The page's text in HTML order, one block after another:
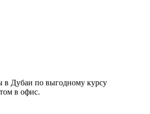
Дубаи по выгодному курсу
в офис.